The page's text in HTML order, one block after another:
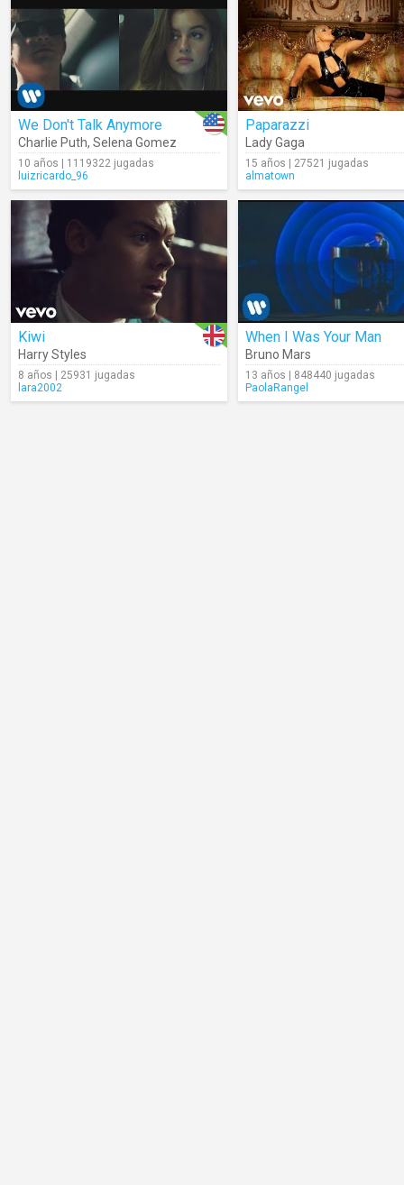
We Don't Talk Anymore
Charlie Puth, Selena Gomez
10 años | 1119322 jugadas
luizricardo_96
Paparazzi
Lady Gaga
15 años | 27521 jugadas
almatown
Kiwi
Harry Styles
8 años | 25931 jugadas
lara2002
When I Was Your Man
Bruno Mars
13 años | 848440 jugadas
PaolaRangel